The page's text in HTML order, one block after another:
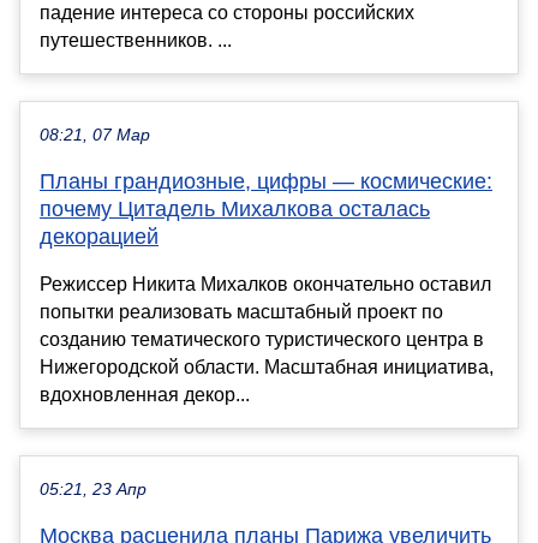
падение интереса со стороны российских
путешественников. ...
08:21, 07 Мар
Планы грандиозные, цифры — космические:
почему Цитадель Михалкова осталась
декорацией
Режиссер Никита Михалков окончательно оставил
попытки реализовать масштабный проект по
созданию тематического туристического центра в
Нижегородской области. Масштабная инициатива,
вдохновленная декор...
05:21, 23 Апр
Москва расценила планы Парижа увеличить